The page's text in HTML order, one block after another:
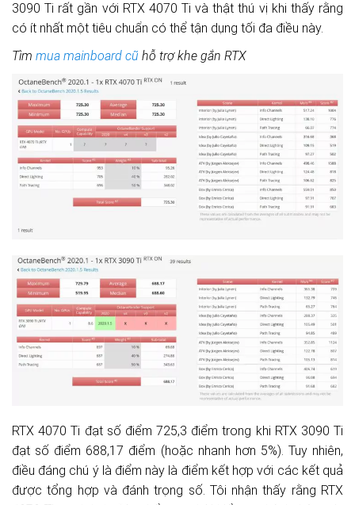
3090 Ti rất gần với RTX 4070 Ti và thật thú vị khi thấy rằng
có ít nhất một tiêu chuẩn có thể tận dụng tối đa điều này.
Tìm mua mainboard cũ hỗ trợ khe gắn RTX
RTX 4070 Ti đạt số điểm 725,3 điểm trong khi RTX 3090 Ti
đạt số điểm 688,17 điểm (hoặc nhanh hơn 5%). Tuy nhiên,
điều đáng chú ý là điểm này là điểm kết hợp với các kết quả
được tổng hợp và đánh trọng số. Tôi nhận thấy rằng RTX